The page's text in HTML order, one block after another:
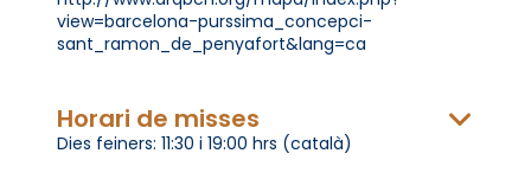
view=barcelona-purssima_concepci-
sant_ramon_de_penyafort&lang=ca
Horari de misses
Dies feiners: 11:30 i 19:00 hrs (català)